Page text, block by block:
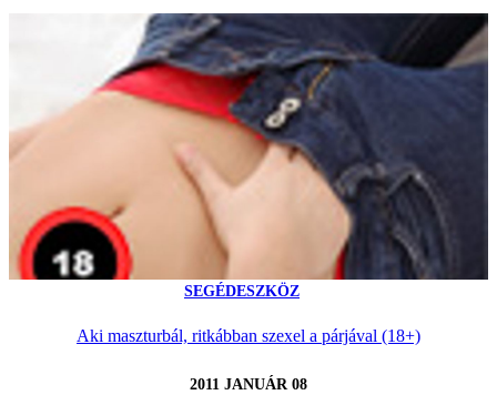
SEGÉDESZKÖZ
Aki maszturbál, ritkábban szexel a párjával (18+)
2011 JANUÁR 08